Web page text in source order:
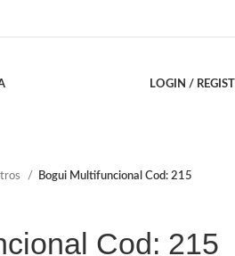
LOGIN /
Bogui Multifuncional Cod: 215
Cod: 215